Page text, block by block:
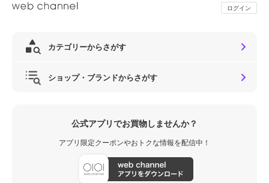
ログイン
カテゴリーからさがす
ショップ・ブランドからさがす
公式アプリでお買物しませんか？
アプリ限定クーポンやおトクな情報を配信中！